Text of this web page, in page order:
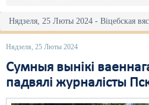
Нядзеля, 25 Люты 2024 - Віцебская
Нядзеля, 25 Люты 2024
Сумныя вынікі
падвялі журналісты
Акцыі
Выбары
Грамадзянскія ініцыятывы
Відэа
Пра нас
RSS